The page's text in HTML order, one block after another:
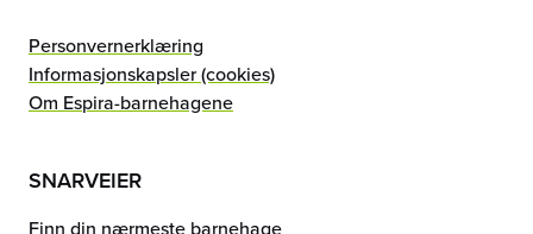
Personvernerklæring
Informasjonskapsler (cookies)
Om Espira-barnehagene
SNARVEIER
Finn din nærmeste barnehage